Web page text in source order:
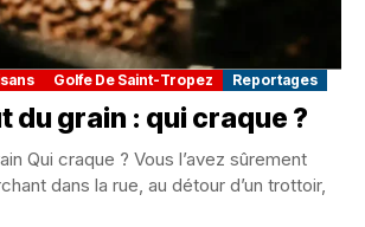
Golfe De Saint-Tropez Reportages
du grain : qui craque ?
Qui craque ? Vous l’avez sûrement
dans la rue, au détour d’un trottoir,